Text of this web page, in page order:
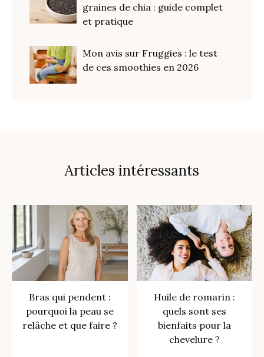
graines de chia : guide complet
et pratique
Mon avis sur Fruggies : le test
de ces smoothies en 2026
Articles intéressants
Bras qui pendent :
pourquoi la peau se
relâche et que faire ?
Huile de romarin :
quels sont ses
bienfaits pour la
chevelure ?